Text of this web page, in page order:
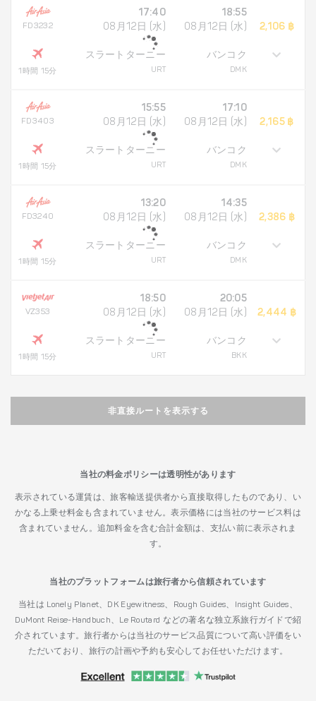
FD3232
1時間 15分
17:40
08月12日 (水)
スラートターニー
URT
18:55
08月12日 (水)
バンコク
DMK
2,106 ฿
FD3403
1時間 15分
15:55
08月12日 (水)
スラートターニー
URT
17:10
08月12日 (水)
バンコク
DMK
2,165 ฿
FD3240
1時間 15分
13:20
08月12日 (水)
スラートターニー
URT
14:35
08月12日 (水)
バンコク
DMK
2,386 ฿
VZ353
1時間 15分
18:50
08月12日 (水)
スラートターニー
URT
20:05
08月12日 (水)
バンコク
BKK
2,444 ฿
非直接ルートを表示する
当社の料金ポリシーは透明性があります
表示されている運賃は、旅客輸送提供者から直接取得したものであり、い
かなる上乗せ料金も含まれていません。表示価格には当社のサービス料は
含まれていません。追加料金を含む合計金額は、支払い前に表示されま
す。
当社のプラットフォームは旅行者から信頼されています
当社は Lonely Planet、DK Eyewitness、Rough Guides、Insight Guides、
DuMont Reise-Handbuch、Le Routard などの著名な独立系旅行ガイドで紹
介されています。旅行者からは当社のサービス品質について高い評価をい
ただいており、旅行の計画や予約も安心してお任せいただけます。